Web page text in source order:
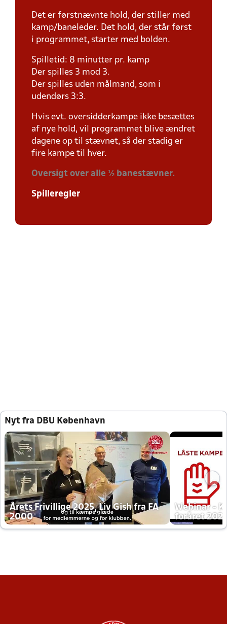
Det er førstnævnte hold, der stiller med
kamp/baneleder. Det hold, der står først
i programmet, starter med bolden.
Spilletid: 8 minutter pr. kamp
Der spilles 3 mod 3.
Der spilles uden målmand, som i
udendørs 3:3.
Hvis evt. oversidderkampe ikke besættes
af nye hold, vil programmet blive ændret
dagene op til stævnet, så der stadig er
fire kampe til hver.
Oversigt over alle ½ banestævner.
Spilleregler
Nyt fra DBU København
Årets Frivillige 2025, Liv Gish fra FA
2000
Webinar -
foråret